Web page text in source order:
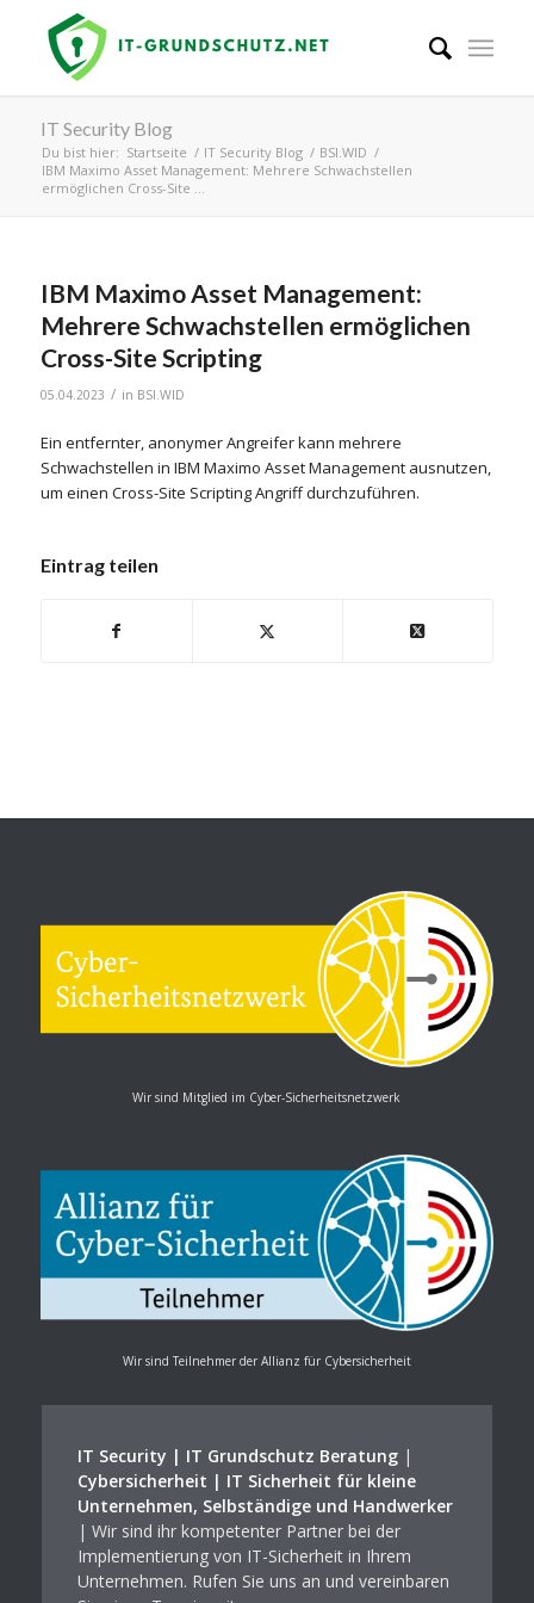
IT Security Blog
Du bist hier: Startseite / IT Security Blog / BSI.WID /
IBM Maximo Asset Management: Mehrere Schwachstellen
ermöglichen Cross-Site ...
IBM Maximo Asset Management:
Mehrere Schwachstellen ermöglichen
Cross-Site Scripting
05.04.2023 / in BSI.WID
Ein entfernter, anonymer Angreifer kann mehrere
Schwachstellen in IBM Maximo Asset Management ausnutzen,
um einen Cross-Site Scripting Angriff durchzuführen.
Eintrag teilen
Wir sind Mitglied im Cyber-Sicherheitsnetzwerk
Wir sind Teilnehmer der Allianz für Cybersicherheit
IT Security | IT Grundschutz Beratung|
Cybersicherheit | IT Sicherheit für kleine
Unternehmen, Selbständige und Handwerker
| Wir sind ihr kompetenter Partner bei der
Implementierung von IT-Sicherheit in Ihrem
Unternehmen. Rufen Sie uns an und vereinbaren